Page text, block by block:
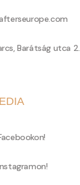
Barátság utca 2.